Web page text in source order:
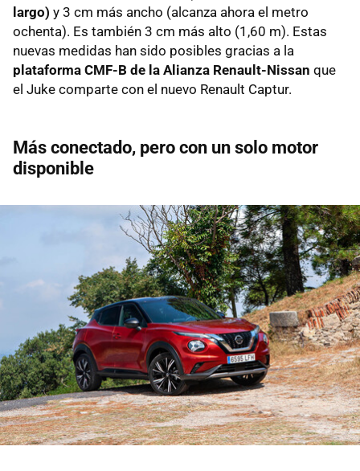
largo) y 3 cm más ancho (alcanza ahora el metro
ochenta). Es también 3 cm más alto (1,60 m). Estas
nuevas medidas han sido posibles gracias a la
plataforma CMF-B de la Alianza Renault-Nissan que
el Juke comparte con el nuevo Renault Captur.
Más conectado, pero con un solo motor
disponible